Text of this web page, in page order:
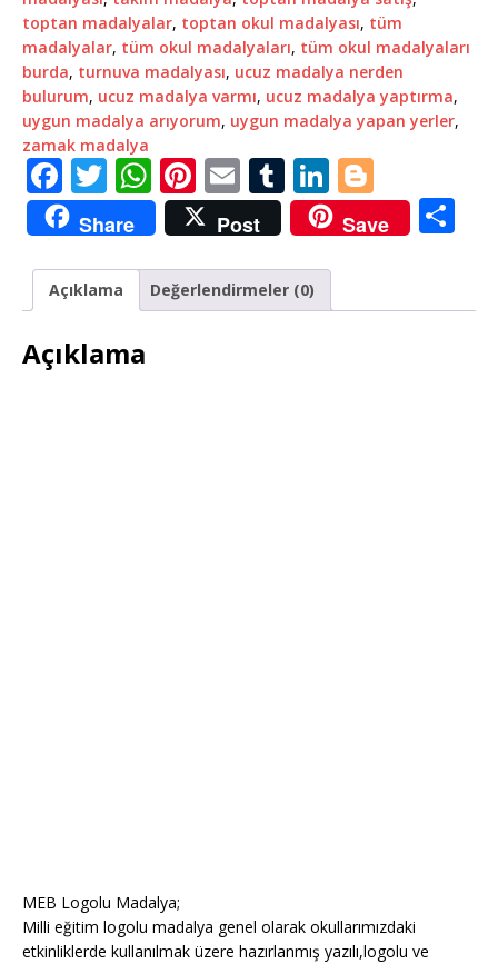
toptan madalyalar, toptan okul madalyası, tüm
madalyalar, tüm okul madalyaları, tüm okul madalyaları
burda, turnuva madalyası, ucuz madalya nerden
bulurum, ucuz madalya varmı, ucuz madalya yaptırma,
uygun madalya arıyorum, uygun madalya yapan yerler,
zamak madalya
F
a
c
e
o
T
w
it
te
W
h
at
s
A
Pi
n
te
r
e
E
m
ai
l
T
u
m
bl
r
Li
n
k
e
dI
o
g
e
Share Post Save
e
Açıklama Değerlendirmeler (0)
Açıklama
MEB Logolu Madalya;
Milli eğitim logolu madalya genel olarak okullarımızdaki
etkinliklerde kullanılmak üzere hazırlanmış yazılı,logolu ve